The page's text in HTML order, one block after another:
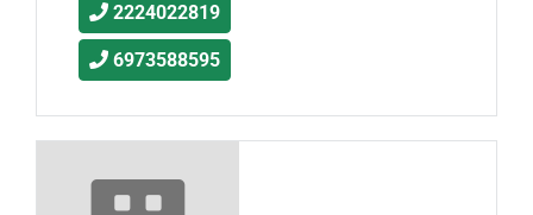
2224022819
6973588595